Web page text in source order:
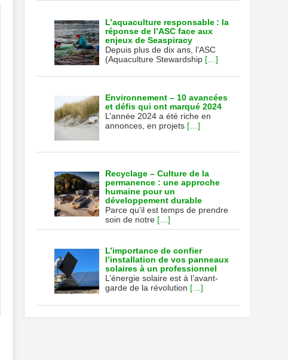
L’aquaculture responsable : la
réponse de l’ASC face aux
enjeux de Seaspiracy
Depuis plus de dix ans, l’ASC
(Aquaculture Stewardship […]
Environnement – 10 avancées
et défis qui ont marqué 2024
L’année 2024 a été riche en
annonces, en projets […]
Recyclage – Culture de la
permanence : une approche
humaine pour un
développement durable
Parce qu’il est temps de prendre
soin de notre […]
L’importance de confier
l’installation de vos panneaux
solaires à un professionnel
L’énergie solaire est à l’avant-
garde de la révolution […]